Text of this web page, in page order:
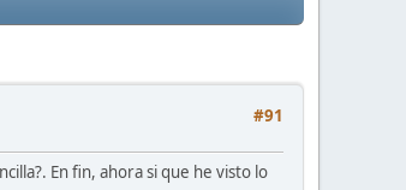
#91
En fin, ahora si que he visto lo